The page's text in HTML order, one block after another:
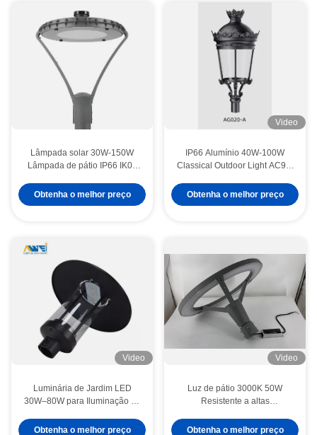
Lâmpada solar 30W-150W
Lâmpada de pátio IP66 IK09
jardim Usada em parques e
Obtenha o melhor preço
Video
IP66 Alumínio 40W-100W
Classical Outdoor Light AC90-
Lights para ruas principais e
Obtenha o melhor preço
Video
Luminária de Jardim LED
30W–80W para Iluminação de
Luminária Externa de Alumínio
Obtenha o melhor preço
Video
Luz de pátio 3000K 50W
Resistente a altas
poeira e à prova d'água Usada
Obtenha o melhor preço
Estradas rodoviárias 50W LED Street Light Die Casting Materiais de alumínio IP65 Área exterior à prova d'água